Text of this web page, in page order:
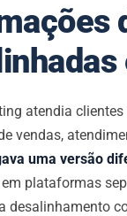
atendia
vendas,
uma versão
plataformas
desalinhamento